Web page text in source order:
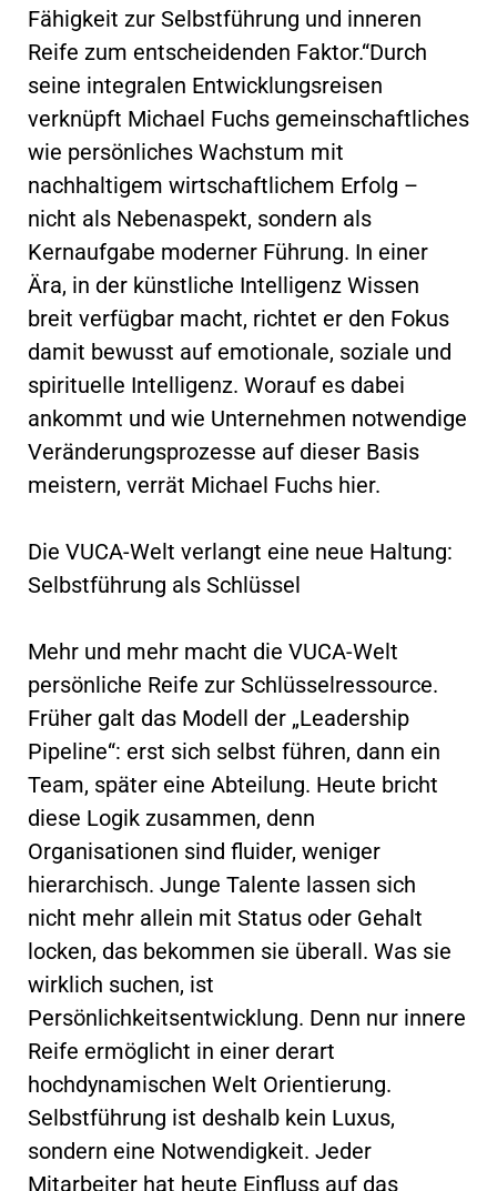
Fähigkeit zur Selbstführung und inneren
Reife zum entscheidenden Faktor.“Durch
seine integralen Entwicklungsreisen
verknüpft Michael Fuchs gemeinschaftliches
wie persönliches Wachstum mit
nachhaltigem wirtschaftlichem Erfolg –
nicht als Nebenaspekt, sondern als
Kernaufgabe moderner Führung. In einer
Ära, in der künstliche Intelligenz Wissen
breit verfügbar macht, richtet er den Fokus
damit bewusst auf emotionale, soziale und
spirituelle Intelligenz. Worauf es dabei
ankommt und wie Unternehmen notwendige
Veränderungsprozesse auf dieser Basis
meistern, verrät Michael Fuchs hier.
Die VUCA-Welt verlangt eine neue Haltung:
Selbstführung als Schlüssel
Mehr und mehr macht die VUCA-Welt
persönliche Reife zur Schlüsselressource.
Früher galt das Modell der „Leadership
Pipeline“: erst sich selbst führen, dann ein
Team, später eine Abteilung. Heute bricht
diese Logik zusammen, denn
Organisationen sind fluider, weniger
hierarchisch. Junge Talente lassen sich
nicht mehr allein mit Status oder Gehalt
locken, das bekommen sie überall. Was sie
wirklich suchen, ist
Persönlichkeitsentwicklung. Denn nur innere
Reife ermöglicht in einer derart
hochdynamischen Welt Orientierung.
Selbstführung ist deshalb kein Luxus,
sondern eine Notwendigkeit. Jeder
Mitarbeiter hat heute Einfluss auf das